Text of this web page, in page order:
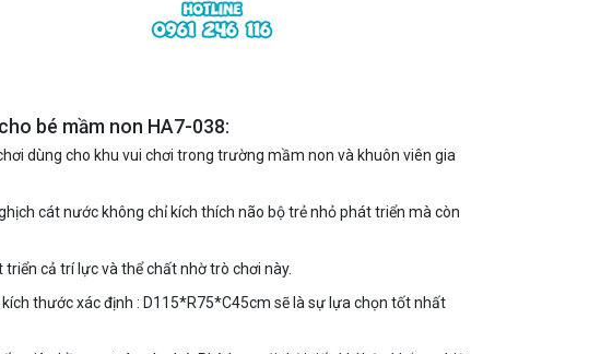
bé mầm non HA7-038:
dùng cho khu vui chơi trong trường mầm non và khuôn viên gia
cát nước không chỉ kích thích não bộ trẻ nhỏ phát triển mà còn
cả trí lực và thể chất nhờ trò chơi này.
thước xác định : D115*R75*C45cm sẽ là sự lựa chọn tốt nhất